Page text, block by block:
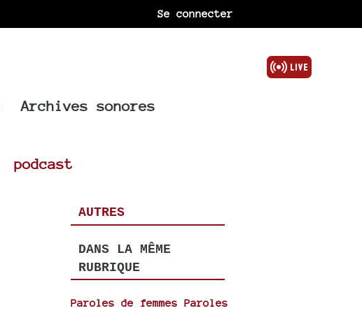
Se connecter
Archives sonores
podcast
AUTRES
DANS LA MÊME
RUBRIQUE
Paroles de femmes Paroles